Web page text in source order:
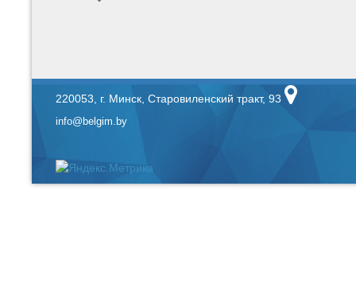
220053, г. Минск, Старовиленский тракт, 93
info@belgim.by